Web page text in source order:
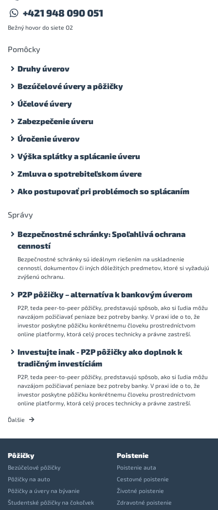
+421 948 090 051
Bežný hovor do siete O2
Pomôcky
Druhy úverov
Bezúčelové úvery a pôžičky
Účelové úvery
Zabezpečenie úveru
Úročenie úverov
Výška splátky a splácanie úveru
Zmluva o spotrebiteľskom úvere
Ako postupovať pri problémoch so splácaním
Správy
Bezpečnostné schránky: Spoľahlivá ochrana
cenností
Bezpečnostné schránky sú ideálnym riešením na uskladnenie
cenností, dokumentov či iných dôležitých predmetov, ktoré si vyžadujú
zvýšenú ochranu.
P2P pôžičky – alternatíva k bankovým úverom
P2P, teda peer-to-peer pôžičky, predstavujú spôsob, ako si ľudia môžu
navzájom požičiavať peniaze bez potreby banky. V praxi ide o to, že
investor poskytne pôžičku konkrétnemu človeku prostredníctvom
online platformy, ktorá celý proces technicky a právne zastreší.
Investujte inak - P2P pôžičky ako doplnok k
tradičným investíciám
P2P, teda peer-to-peer pôžičky, predstavujú spôsob, ako si ľudia môžu
navzájom požičiavať peniaze bez potreby banky. V praxi ide o to, že
investor poskytne pôžičku konkrétnemu človeku prostredníctvom
online platformy, ktorá celý proces technicky a právne zastreší.
Ďalšie
Pôžičky
Bezúčelové pôžičky
Pôžičky na auto
Pôžičky a úvery na bývanie
Študentské pôžičky na čokoľvek
Poistenie
Poistenie auta
Cestovné poistenie
Životné poistenie
Zdravotné poistenie